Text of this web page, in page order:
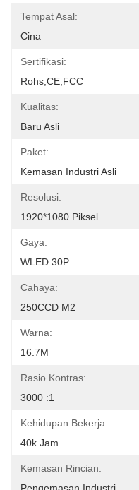
Tempat Asal:
Cina
Sertifikasi:
Rohs,CE,FCC
Kualitas:
Baru Asli
Paket:
Kemasan Industri Asli
Resolusi:
1920*1080 Piksel
Gaya:
WLED 30P
Cahaya:
250CCD M2
Warna:
16.7M
Rasio Kontras:
3000 :1
Kehidupan Bekerja:
40k Jam
Kemasan Rincian: